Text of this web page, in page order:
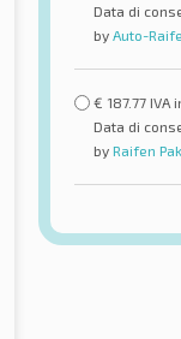
Data di
by Auto-
€ 187.77 IVA
Data di
by Raifen